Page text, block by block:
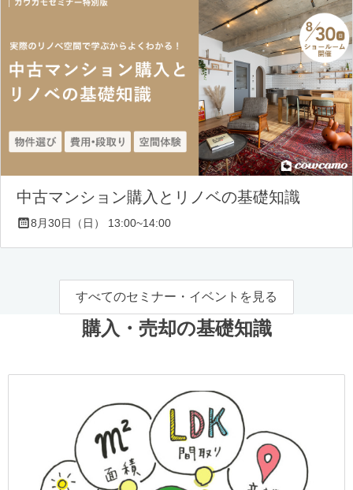
中古マンション購入とリノベの基礎知識
8月30日（日） 13:00~14:00
すべてのセミナー・イベントを見る
購入・売却の基礎知識